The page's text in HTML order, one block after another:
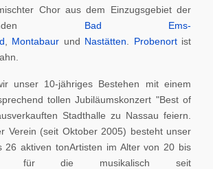
Chor aus dem Einzugsgebiet der
Bad Ems-
Montabaur und Nastätten Probenortist
unser 10-jähriges Bestehen mit einem
tollen Jubiläumskonzert "Best of
Stadthalle zu Nassau feiern.
Verein (seit Oktober 2005) besteht unser
26 aktiven tonArtisten im Alter von 20 bis
für die musikalisch seit